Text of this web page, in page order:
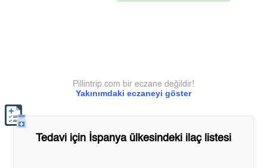
Yakınımdaki eczaneyi göster
Pillintrip.com bir eczane değildir!
Tedavi için İspanyaülkesindeki ilaç listesi